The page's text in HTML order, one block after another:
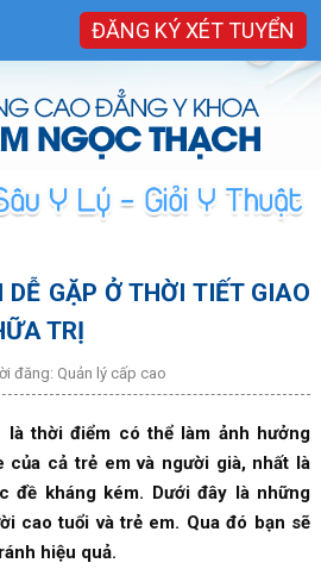
ĐĂNG KÝ XÉT TUYỂN
DỄ GẶP Ở THỜI TIẾT GIAO
TRỊ
đăng: Quản lý cấp cao
là thời điểm có thể làm ảnh hưởng
của cả trẻ em và người già, nhất là
đề kháng kém. Dưới đây là những
cao tuổi và trẻ em. Qua đó bạn sẽ
hiệu quả.